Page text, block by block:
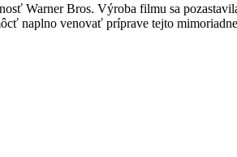
Warner Bros. Výroba filmu sa
naplno venovať príprave tejto